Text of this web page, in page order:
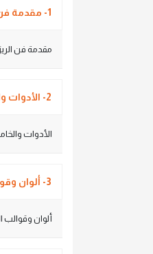
1- مقدمة فن الريزن
مقدمة فن
2- الأدوات والخامات المستخدمة
الأدوات
3- ألوان وقوالب الريزن
ألوان وقوالب